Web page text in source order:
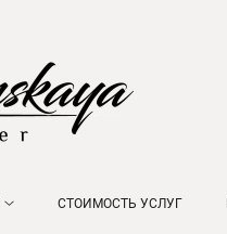
СТОИМОСТЬ УСЛУГ